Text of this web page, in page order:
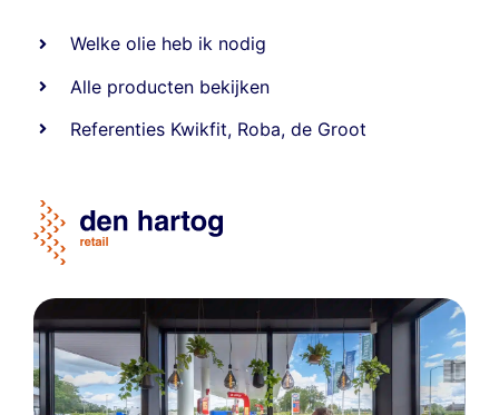
Welke olie heb ik nodig
Alle producten bekijken
Referenties Kwikfit, Roba,de Groot